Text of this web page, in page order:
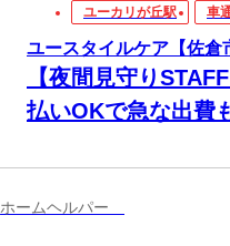
ユーカリが丘駅 車
ユースタイルケア【佐
【夜間見守り
払いOKで急な出費
ホームヘルパー